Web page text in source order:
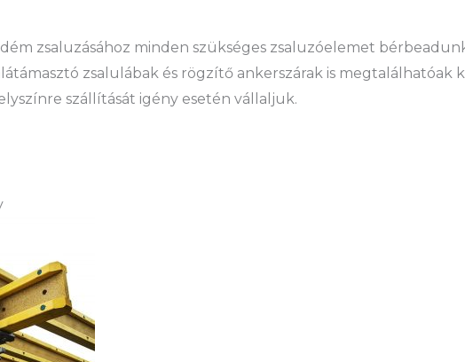
zsaluzásához minden szükséges zsaluzóelemet
zsalulábak és rögzítő ankerszárak is megtalálhatóak
szállítását igény esetén vállaljuk.